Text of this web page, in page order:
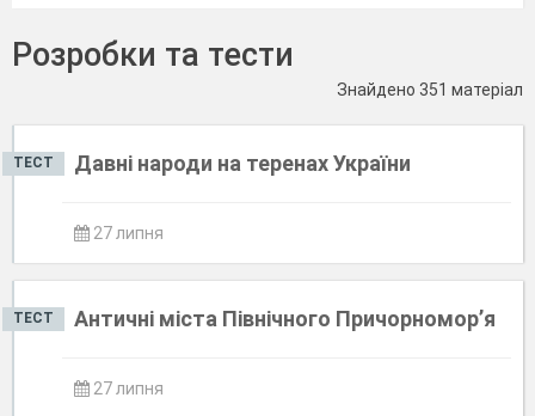
Розробки та тести
Знайдено 351 матеріал
ТЕСТ Давні народи на теренах України
27 липня
ТЕСТ Античні міста Північного Причорномор’я
27 липня